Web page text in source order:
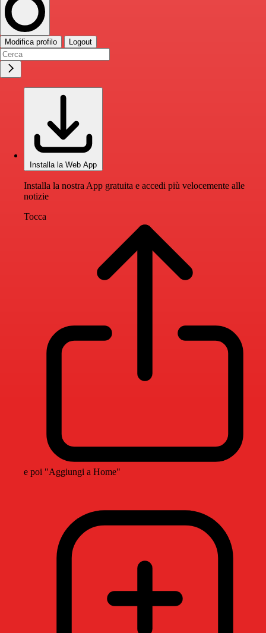
Modifica profilo Logout
Installa la Web App
Installa la nostra App gratuita e accedi più velocemente alle
notizie
Tocca
e poi "Aggiungi a Home"